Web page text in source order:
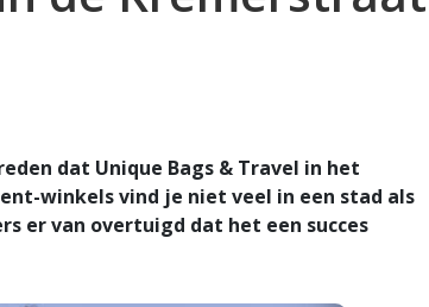
dat Unique Bags & Travel in het
winkels vind je niet veel in een stad als
er van overtuigd dat het een succes